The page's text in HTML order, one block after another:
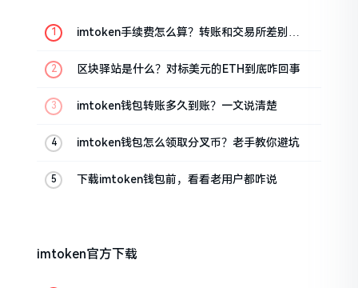
imtoken手续费怎么算？转账和交易所差别大
区块驿站是什么？对标美元的ETH到底咋回事
imtoken钱包转账多久到账？一文说清楚
imtoken钱包怎么领取分叉币？老手教你避坑
下载imtoken钱包前，看看老用户都咋说
imtoken官方下载